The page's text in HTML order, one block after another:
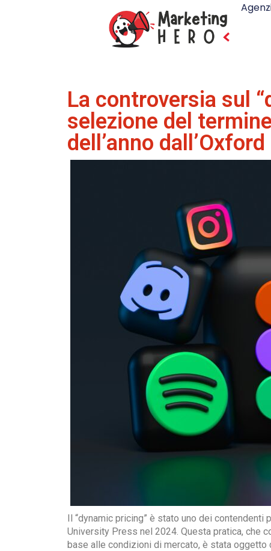
La controversia sul
selezione del
dell’anno
Il “dynamic pricing” è stato uno dei contendenti
University Press nel 2024. Questa pratica, che
base alle condizioni di mercato, è stata oggetto